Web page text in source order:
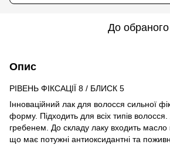
До обраного
Опис
РІВЕНЬ ФІКСАЦІЇ 8 / БЛИСК 5
Інноваційний лак для волосся сильної
форму. Підходить для всіх типів волосся.
гребенем. До складу лаку входить масло
що має потужні антиоксидантні та